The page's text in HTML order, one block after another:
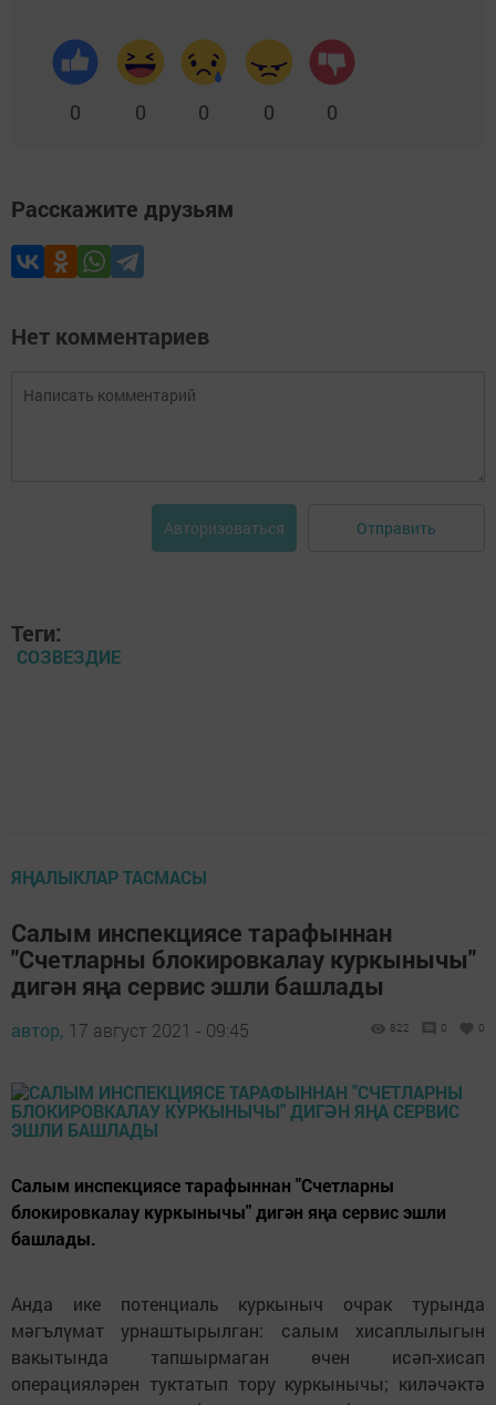
0 0 0 0 0
Расскажите друзьям
Нет комментариев
Авторизоваться Отправить
Теги:
СОЗВЕЗДИЕ
ЯҢАЛЫКЛАР ТАСМАСЫ
Салым инспекциясе тарафыннан
"Счетларны блокировкалау куркынычы"
дигән яңа сервис эшли башлады
автор, 17 август 2021 - 09:45 822 0 0
Салым инспекциясе тарафыннан "Счетларны
блокировкалау куркынычы" дигән яңа сервис эшли
башлады.
Анда ике потенциаль куркыныч очрак турында
мәгълүмат урнаштырылган: салым хисаплылыгын
вакытында тапшырмаган өчен исәп-хисап
операцияләрен туктатып тору куркынычы; киләчәктә